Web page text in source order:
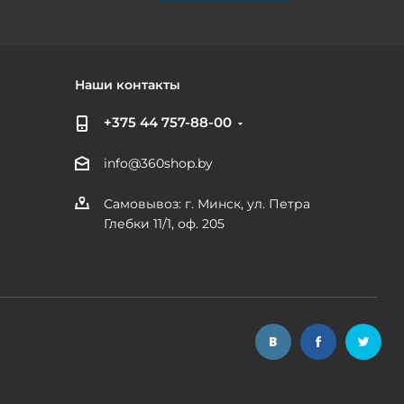
Наши контакты
+375 44 757-88-00
info@360shop.by
Самовывоз: г. Минск, ул. Петра
Глебки 11/1, оф. 205